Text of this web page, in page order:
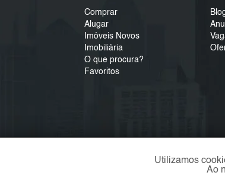
Comprar
Alugar
Imóveis Novos
Imobiliária
O que procura?
Favoritos
Utilizamos
Ao